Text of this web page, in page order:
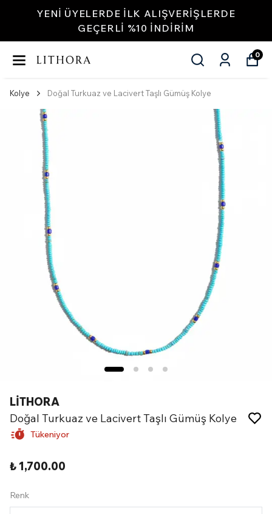
YENI ÜYELERDE İLK ALIŞVERIŞLERDE
GEÇERLI %10 INDIRIM
0
Kolye Doğal Turkuaz ve Lacivert Taşlı Gümüş Kolye
LİTHORA
Doğal Turkuaz ve Lacivert Taşlı Gümüş Kolye
Tükeniyor
₺ 1,700.00
Renk